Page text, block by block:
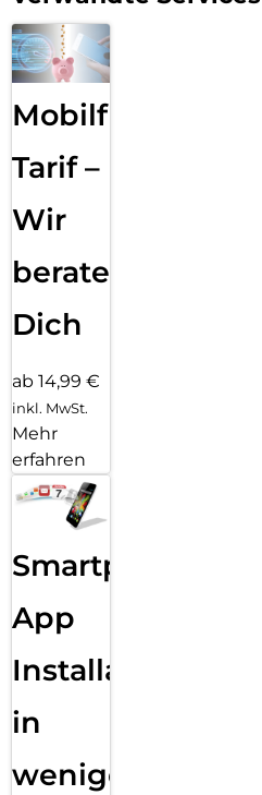
Mobilfunk
Tarif –
Wir
beraten
Dich
ab 14,99 €
inkl. MwSt.
Mehr
erfahren
Smartphone
App
Installation
in
wenigen